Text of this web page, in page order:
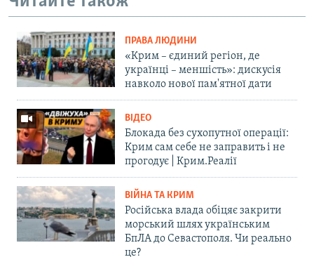
ПРАВА ЛЮДИНИ
«Крим – єдиний регіон, де
українці – меншість»: дискусія
навколо нової пам'ятної дати
ВІДЕО
Блокада без сухопутної операції:
Крим сам себе не заправить і не
прогодує | Крим.Реалії
ВІЙНА ТА КРИМ
Російська влада обіцяє закрити
морський шлях українським
БпЛА до Севастополя. Чи реально
це?